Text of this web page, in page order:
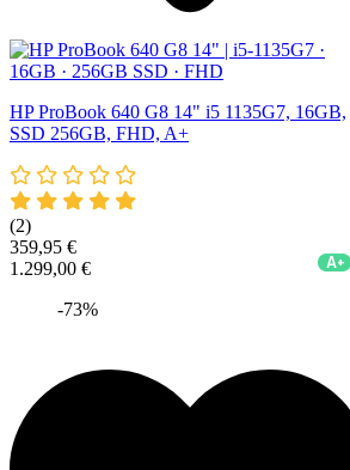
HP ProBook 640 G8 14" i5 1135G7, 16GB,
SSD 256GB, FHD, A+
(2)
359,95 €
1.299,00 €
A+
-73%